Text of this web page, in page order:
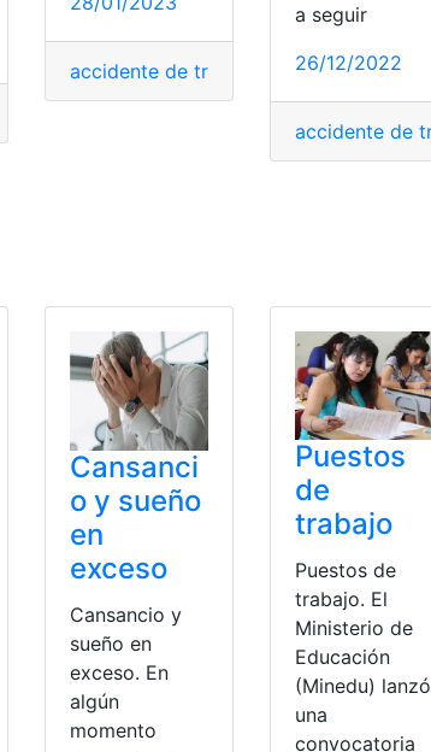
CFSE-373 reproducir seguro
accidente de trabajo Aplicar a ofertas
a seguir
26/12/2022
accidente de
Cansanci
o y sueño
en
exceso
Cansancio y
sueño en
exceso. En
algún
momento
Puestos
de
trabajo
Puestos de
trabajo. El
Ministerio de
Educación
(Minedu) lanzó
una
convocatoria